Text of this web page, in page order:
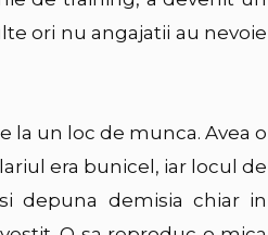
ori nu angajatii au nevoie
la un loc de munca. Avea o
era bunicel, iar locul de
depuna demisia chiar in